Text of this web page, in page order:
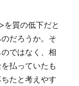
を質の低下だと
だろうか。そ
ではなく、相
払っていたも
たと考えやす